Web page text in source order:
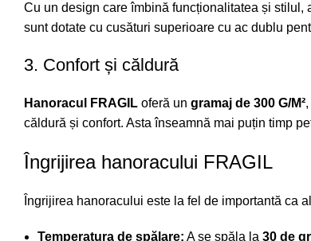
Cu un design care îmbină funcționalitatea și stilul,
sunt dotate cu cusături superioare cu ac dublu
3. Confort și căldură
Hanoracul FRAGIL oferă un gramaj de 300 G/M²
căldură și confort. Asta înseamnă mai puțin timp
Îngrijirea hanoracului FRAGIL
Îngrijirea hanoracului este la fel de importantă ca
Temperatura de spălare: A se spăla la 30 de